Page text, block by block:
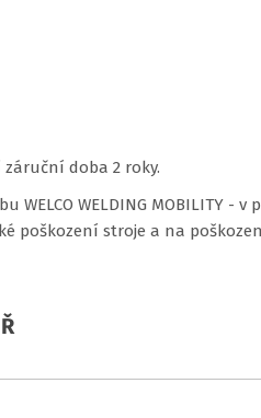
doba 2 roky.
WELCO WELDING MOBILITY
poškození stroje a na